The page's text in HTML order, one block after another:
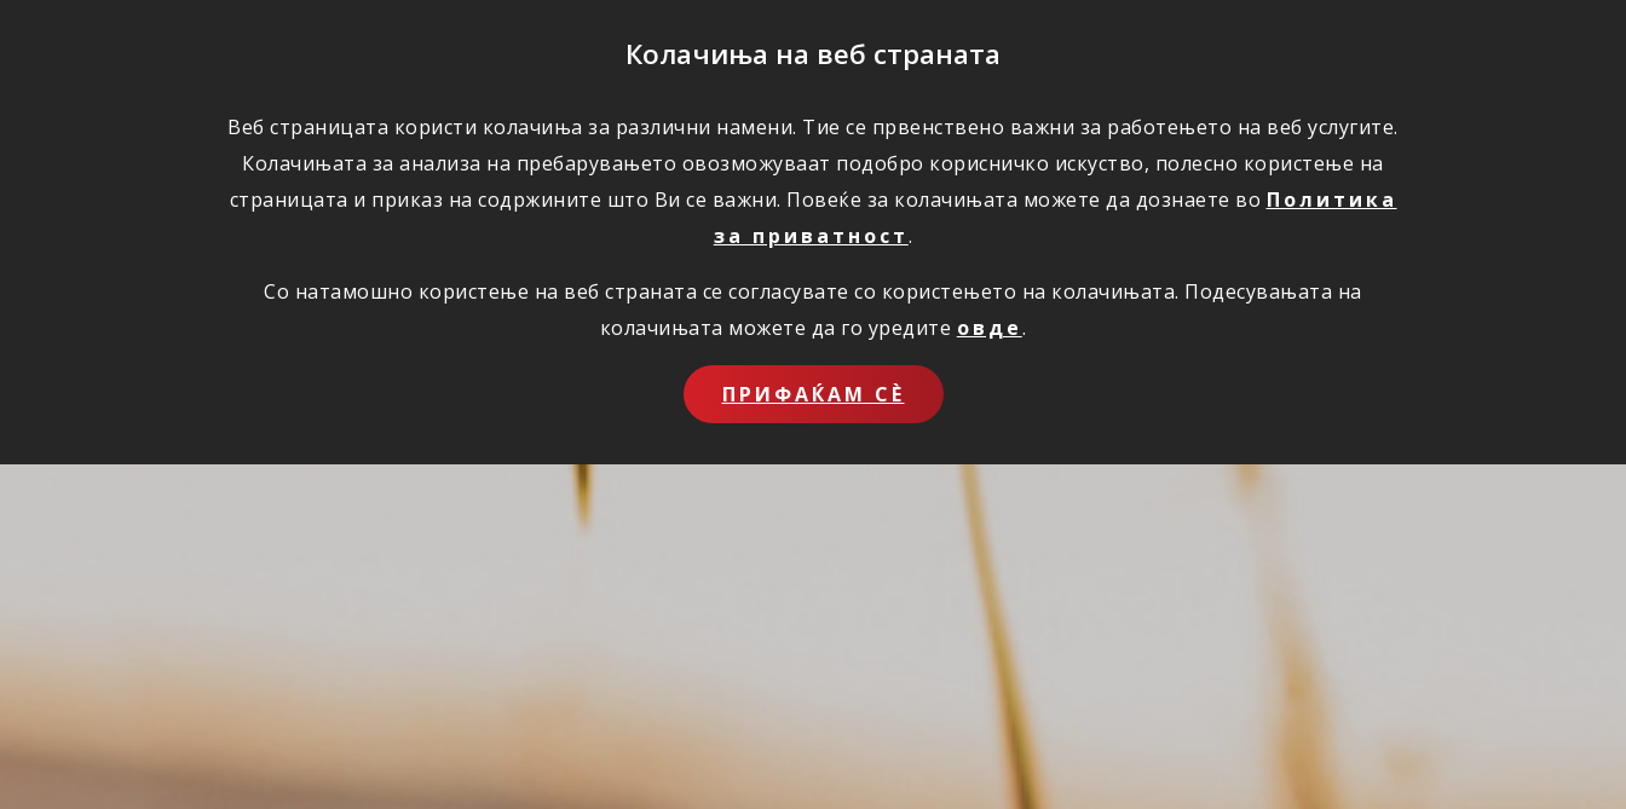
Колачиња на веб страната
Веб страницата користи колачиња за различни намени. Тие се првенствено важни за работењето на веб услугите.
Колачињата за анализа на пребарувањето овозможуваат подобро корисничко искуство, полесно користење на
страницата и приказ на содржините што Ви се важни. Повеќе за колачињата можете да дознаете во Политика
за приватност.
Со натамошно користење на веб страната се согласувате со користењето на колачињата. Подесувањата на
колачињата можете да го уредите овде.
ПРИФАЌАМ СЀ
ОСИГУРУВАЊЕ ШТЕТИ ПОВОЛНОСТИ КОРИСНО ЗА НАС ОНЛАЈН ПРИЈАВИ ШТЕТА